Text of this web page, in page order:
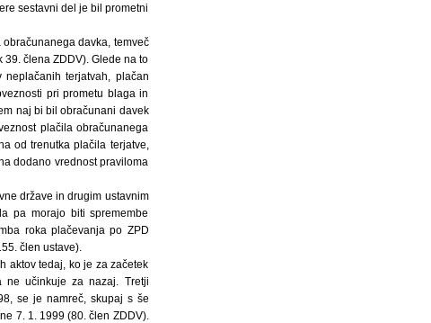
sestavni del je bil prometni
davka, temveč
člena ZDDV). Glede na to
terjatvah, plačan
pri prometu blaga in
naj bi bil obračunani davek
plačila obračunanega
od trenutka plačila terjatve,
dodano vrednost praviloma
države in drugim ustavnim
pa morajo biti spremembe
roka plačevanja po ZPD
člen ustave).
aktov tedaj, ko je za začetek
ne učinkuje za nazaj. Tretji
se je namreč, skupaj s še
7. 1. 1999 (80. člen ZDDV).